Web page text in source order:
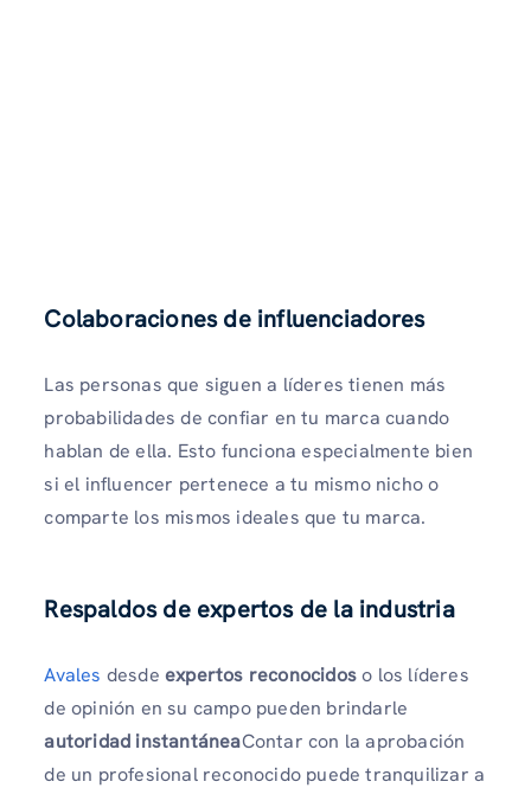
Colaboraciones de influenciadores
Las personas que siguen a líderes tienen más
probabilidades de confiar en tu marca cuando
hablan de ella. Esto funciona especialmente bien
si el influencer pertenece a tu mismo nicho o
comparte los mismos ideales que tu marca.
Respaldos de expertos de la industria
Avales desde expertos reconocidoso los líderes
de opinión en su campo pueden brindarle
autoridad instantáneaContar con la aprobación
de un profesional reconocido puede tranquilizar a